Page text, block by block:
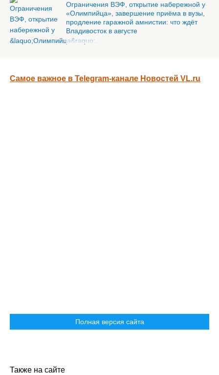
Ограничения ВЭФ, открытие набережной у
«Олимпийца», завершение приёма в вузы,
продление гаражной амнистии: что ждёт
Владивосток в августе
Самое важное в Telegram-канале Новостей VL.ru
Полная версия сайта
Также на сайте